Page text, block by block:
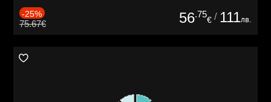
-25%
75.67€ 56.75
€ / 111лв.